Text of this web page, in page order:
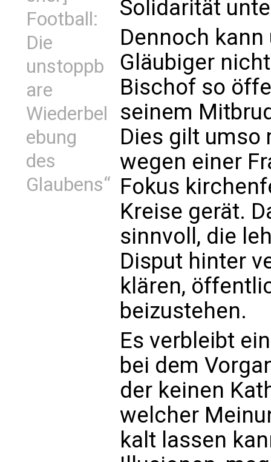
Football:
Die
unstoppb
are
Wiederbel
ebung
des
Glaubens“
Solidarität
Dennoch
Gläubiger
Bischof so
seinem
Dies gilt umso
wegen einer
Fokus
Kreise gerät.
sinnvoll, die
Disput hinter
klären,
beizustehen.
Es verbleibt
bei dem
der keinen
welcher
kalt lassen